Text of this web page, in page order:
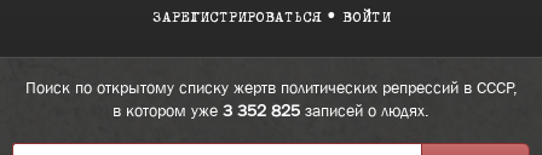
ЗАРЕГИСТРИРОВАТЬСЯ ВОЙТИ
Поиск по открытому списку жертв политических репрессий в СССР,
в котором уже 3 352 825 записей о людях.